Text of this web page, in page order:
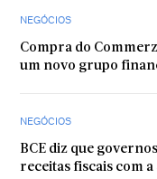
NEGÓCIOS
Compra do
um novo grupo
NEGÓCIOS
BCE diz que
receitas fiscais com